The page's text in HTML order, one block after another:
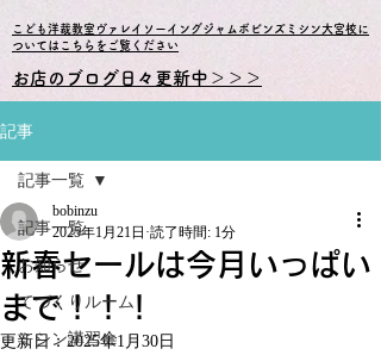
​こども洋裁教室ヴァレイソーイングジャムボビンズミシン大宮校に
ついてはこちらをご覧ください
お店のブログ日々更新中＞＞＞
記事
記事一覧
お知らせ
てづくりルーム
ミシン講習会
記事一覧
新春セールは今月いっぱい
まで！！！
bobinzu
2025年1月21日 読了時間: 1分
更新日：2025年1月30日